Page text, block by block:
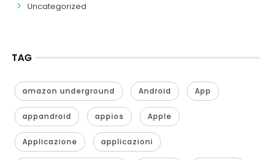
Uncategorized
TAG
amazon underground Android App
appandroid appios Apple
Applicazione applicazioni